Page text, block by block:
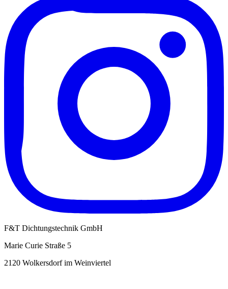
F&T Dichtungstechnik GmbH
Marie Curie Straße 5
2120 Wolkersdorf im Weinviertel